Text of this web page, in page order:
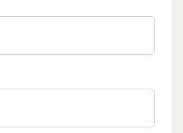
通信を使用しております。
お電話でのお問い合わせをお
な管理及び継続的な改善を実
正使用等に起因する損害につ